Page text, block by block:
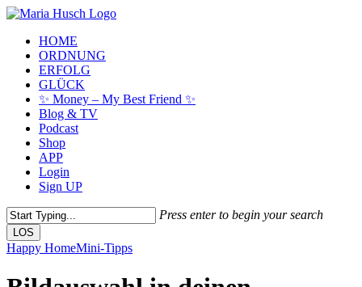
Skip
main
content
Menu
HOME
ORDNUNG
ERFOLG
GLÜCK
✨ Money – My Best Friend ✨
Blog & TV
Podcast
Shop
APP
Login
Sign UP
Press enter to begin your search
LOS
Close
Happy HomeMini-Tipps